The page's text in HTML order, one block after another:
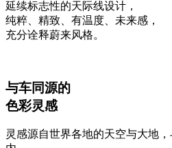
延续标志性的天际线设计，
纯粹、精致、有温度、未来感，
充分诠释蔚来风格。
与车同源的
色彩灵感
灵感源自世界各地的天空与大地，